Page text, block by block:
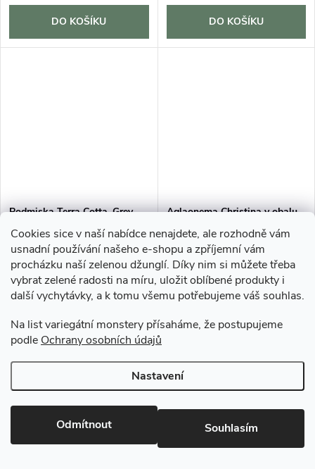
Cookies sice v naší nabídce nenajdete, ale rozhodně vám
usnadní používání našeho e-shopu a zpříjemní vám
procházku naší zelenou džunglí. Díky nim si můžete třeba
vybrat zelené radosti na míru, uložit oblíbené produkty i
další vychytávky, a k tomu všemu potřebujeme váš souhlas.
Na list variegátní monstery přísaháme, že postupujeme
podle Ochrany osobních údajů
Nastavení
Odmítnout Souhlasím
DO KOŠÍKU DO KOŠÍKU
Podmiska Terra Cotta, Grey,
365 Kč
Skladem za 7 - 10 dní8 ks
DO KOŠÍKU
Aglaonema Christina v obalu
Aglaonema, Spící panna
2 340 Kč
Skladem za 7 - 10 dní5 ks